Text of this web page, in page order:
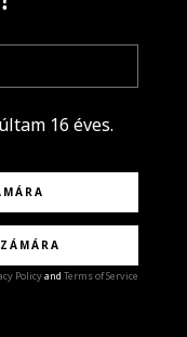
16 éves.
Policyand Terms of Service